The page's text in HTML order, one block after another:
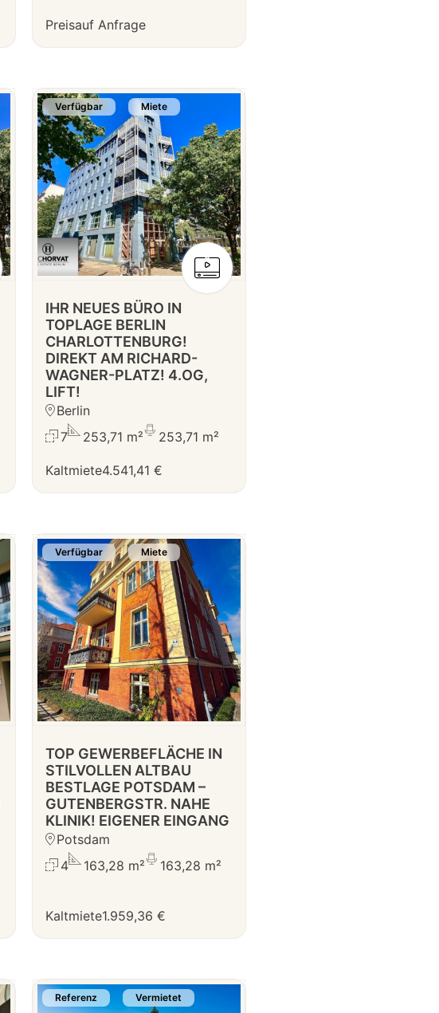
Preisauf Anfrage
Verfügbar Miete
IHR NEUES BÜRO IN
TOPLAGE BERLIN
CHARLOTTENBURG!
DIREKT AM RICHARD-
WAGNER-PLATZ! 4.OG,
LIFT!
Berlin
7
253,71 m² 253,71 m²
Kaltmiete4.541,41 €
Verfügbar Miete
TOP GEWERBEFLÄCHE IN
STILVOLLEN ALTBAU
BESTLAGE POTSDAM –
GUTENBERGSTR. NAHE
KLINIK! EIGENER EINGANG
Potsdam
4
163,28 m² 163,28 m²
Kaltmiete1.959,36 €
Referenz Vermietet